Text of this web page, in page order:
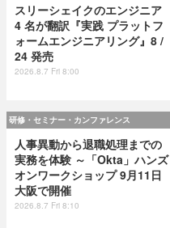
スリーシェイクのエンジニア
4 名が翻訳『実践 プラットフ
ォームエンジニアリング』8 /
24 発売
2026.8.7 Fri 8:00
研修・セミナー・カンファレンス
人事異動から退職処理までの
実務を体験 ～「Okta」ハンズ
オンワークショップ 9月11日
大阪で開催
2026.8.7 Fri 8:10